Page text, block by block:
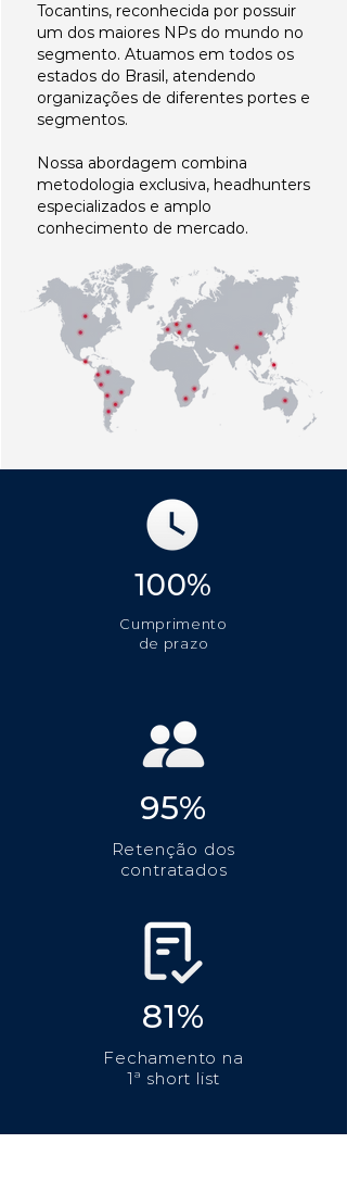
Tocantins, reconhecida por possuir
um dos maiores NPs do mundo no
segmento. Atuamos em todos os
estados do Brasil, atendendo
organizações de diferentes portes e
segmentos.
Nossa abordagem combina
metodologia exclusiva, headhunters
especializados e amplo
conhecimento de mercado.
100%
Cumprimento
de prazo
95%
Retenção dos
contratados
81%
Fechamento na
1ª short list